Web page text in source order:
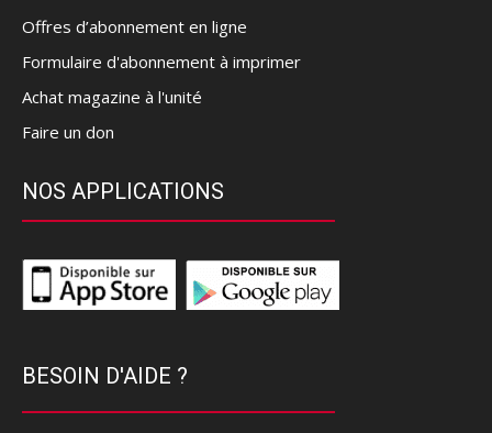
Offres d’abonnement en ligne
Formulaire d'abonnement à imprimer
Achat magazine à l'unité
Faire un don
NOS APPLICATIONS
BESOIN D'AIDE ?